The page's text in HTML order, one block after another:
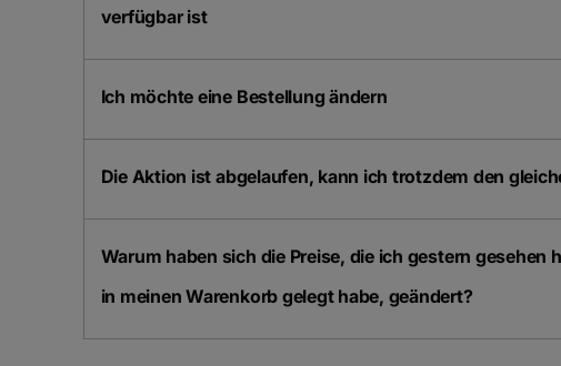
verfügbar ist
Ich möchte eine Bestellung ändern
Die Aktion ist abgelaufen, kann ich trotzdem den
Warum haben sich die Preise, die ich gestern gesehen
in meinen Warenkorb gelegt habe, geändert?